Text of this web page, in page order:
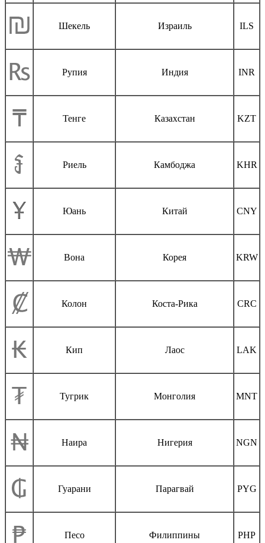
Шекель Израиль ILS
Рупия Индия INR
Тенге Казахстан KZT
Риель Камбоджа KHR
Юань Китай CNY
Вона Корея KRW
Колон Коста-Рика CRC
Кип Лаос LAK
Тугрик Монголия MNT
Наира Нигерия NGN
Гуарани Парагвай PYG
Песо Филиппины PHP